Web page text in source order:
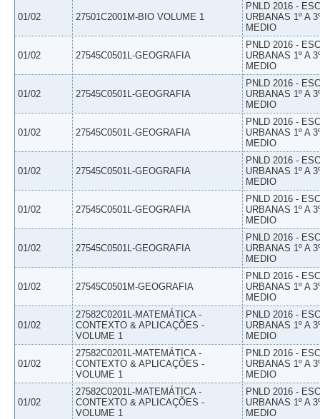
01/02 27501C2001M-BIO VOLUME 1
PNLD 2016 -
URBANAS 1º A
MEDIO
01/02 27545C0501L-GEOGRAFIA
PNLD 2016 -
URBANAS 1º A
MEDIO
01/02 27545C0501L-GEOGRAFIA
PNLD 2016 -
URBANAS 1º A
MEDIO
01/02 27545C0501L-GEOGRAFIA
PNLD 2016 -
URBANAS 1º A
MEDIO
01/02 27545C0501L-GEOGRAFIA
PNLD 2016 -
URBANAS 1º A
MEDIO
01/02 27545C0501L-GEOGRAFIA
PNLD 2016 -
URBANAS 1º A
MEDIO
01/02 27545C0501L-GEOGRAFIA
PNLD 2016 -
URBANAS 1º A
MEDIO
01/02 27545C0501M-GEOGRAFIA
PNLD 2016 -
URBANAS 1º A
MEDIO
01/02
27582C0201L-MATEMÁTICA -
CONTEXTO & APLICAÇÕES -
VOLUME 1
PNLD 2016 -
URBANAS 1º A
MEDIO
01/02
27582C0201L-MATEMÁTICA -
CONTEXTO & APLICAÇÕES -
VOLUME 1
PNLD 2016 -
URBANAS 1º A
MEDIO
01/02
27582C0201L-MATEMÁTICA -
CONTEXTO & APLICAÇÕES -
VOLUME 1
PNLD 2016 -
URBANAS 1º A
MEDIO